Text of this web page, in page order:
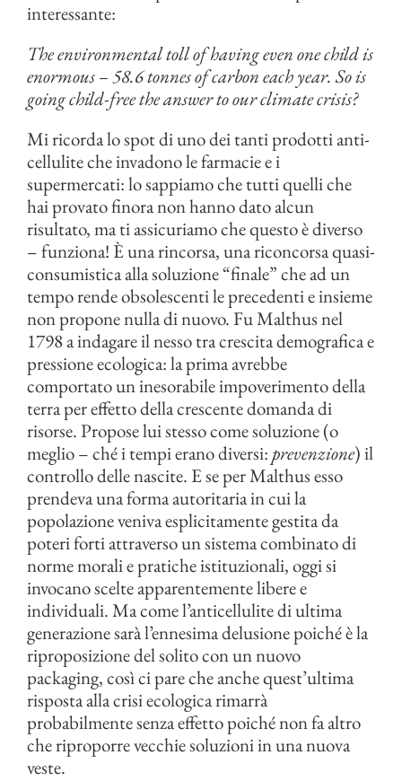
interessante:
The environmental toll of having even one child is
enormous – 58.6 tonnes of carbon each year. So is
going child-free the answer to our climate crisis?
Mi ricorda lo spot di uno dei tanti prodotti anti-
cellulite che invadono le farmacie e i
supermercati: lo sappiamo che tutti quelli che
hai provato finora non hanno dato alcun
risultato, ma ti assicuriamo che questo è diverso
– funziona! È una rincorsa, una riconcorsa quasi-
consumistica alla soluzione “finale” che ad un
tempo rende obsolescenti le precedenti e insieme
non propone nulla di nuovo. Fu Malthus nel
1798 a indagare il nesso tra crescita demografica e
pressione ecologica: la prima avrebbe
comportato un inesorabile impoverimento della
terra per effetto della crescente domanda di
risorse. Propose lui stesso come soluzione (o
meglio – ché i tempi erano diversi: prevenzione) il
controllo delle nascite. E se per Malthus esso
prendeva una forma autoritaria in cui la
popolazione veniva esplicitamente gestita da
poteri forti attraverso un sistema combinato di
norme morali e pratiche istituzionali, oggi si
invocano scelte apparentemente libere e
individuali. Ma come l’anticellulite di ultima
generazione sarà l’ennesima delusione poiché è la
riproposizione del solito con un nuovo
packaging, così ci pare che anche quest’ultima
risposta alla crisi ecologica rimarrà
probabilmente senza effetto poiché non fa altro
che riproporre vecchie soluzioni in una nuova
veste.